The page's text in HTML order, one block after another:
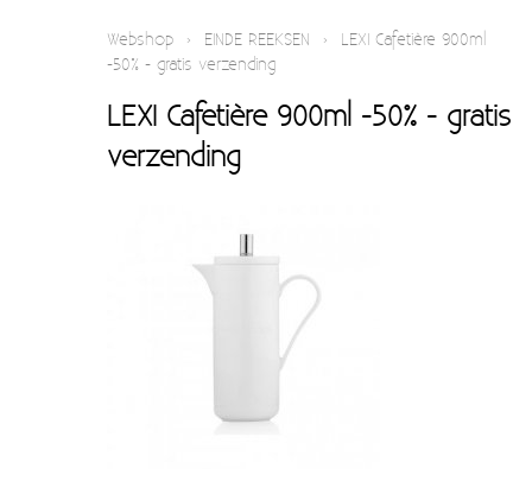
Schakelmateriaal inbouw
Bellen en belknoppen
Webshop › EINDE REEKSEN ›
LEXI Cafetière 900ml
-50% - gratis verzending
LEXI Cafetière 900ml -50% - gratis
verzending